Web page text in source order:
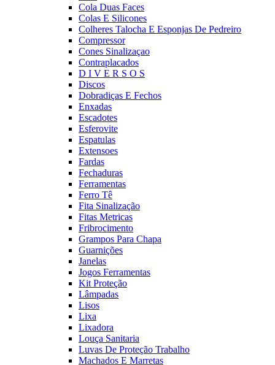
Cola Duas Faces
Colas E Silicones
Colheres Talocha E Esponjas De Pedreiro
Compressor
Cones Sinalizaçao
Contraplacados
D I V E R S O S
Discos
Dobradiças E Fechos
Enxadas
Escadotes
Esferovite
Espatulas
Extensoes
Fardas
Fechaduras
Ferramentas
Ferro Tê
Fita Sinalização
Fitas Metricas
Fribrocimento
Grampos Para Chapa
Guarnições
Janelas
Jogos Ferramentas
Kit Proteção
Lâmpadas
Lisos
Lixa
Lixadora
Louça Sanitaria
Luvas De Proteção Trabalho
Machados E Marretas